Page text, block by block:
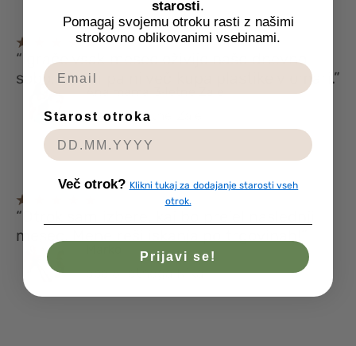
“Igrače vsak mesec oživijo našo dnevno
sobo, hkrati pa ni več kupa plastike v omari.”
Ana mama 3‑letne Zale
mama 3‑letne Zale
“Otrok sam izbere, kaj bo prejel naslednji
mesec. Mene reši iskanja po trgovinah!”
oče 5‑letnega Nika
starosti.
Pomagaj svojemu otroku rasti z našimi
strokovno oblikovanimi vsebinami.
Starost otroka
Več otrok? Klikni tukaj za dodajanje starosti vseh
otrok.
Prijavi se!